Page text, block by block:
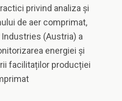
privind analiza și
de aer comprimat,
(Austria) a
energiei și
facilitaților producției